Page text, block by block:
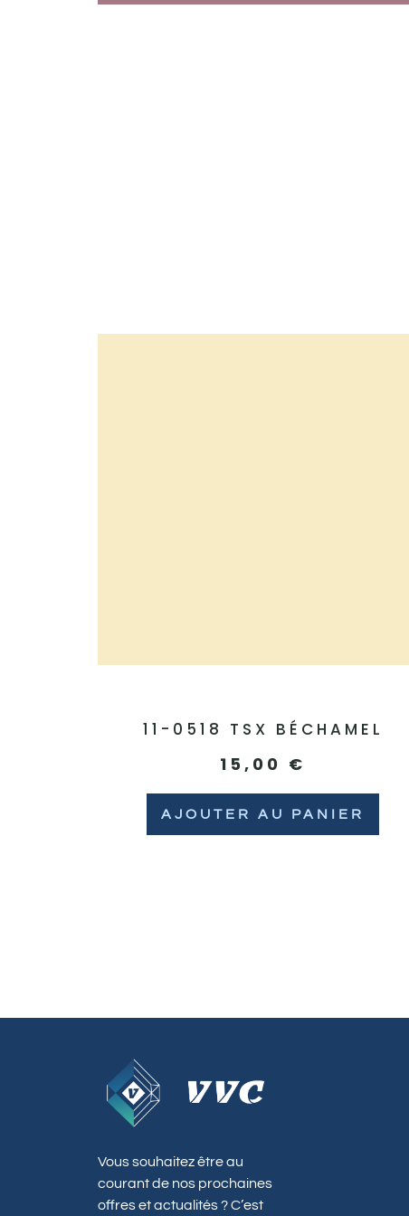
11-0518 TSX BÉCHAMEL
15,00 €
AJOUTER AU PANIER
Vous souhaitez être au
courant de nos prochaines
offres et actualités ? C’est